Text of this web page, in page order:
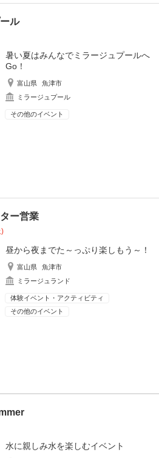
ル
暑い夏はみんなでミラージュプールへ
Go！
富山県
魚津市
ミラージュプール
その他のイベント
ー営業
)
昼から夜までた～っぷり楽しもう～！
富山県
魚津市
ミラージュランド
体験イベント・アクティビティ
その他のイベント
水に親しみ水を楽しむイベント